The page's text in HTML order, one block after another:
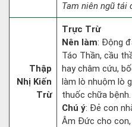
Tam niên ngũ tái
Thập
Nhị Kiến
Trừ
Trực Trừ
Nên làm: Động
Táo Thần, cầu
hay châm cứu,
làm lò nhuộm lò
thuốc chữa bệnh.
Chú ý: Đẻ con
Âm Đức cho con,